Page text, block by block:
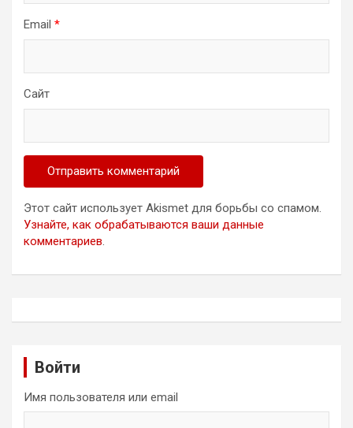
Email *
Сайт
Этот сайт использует Akismet для борьбы со спамом.
Узнайте, как обрабатываются ваши данные
комментариев.
Войти
Имя пользователя или email